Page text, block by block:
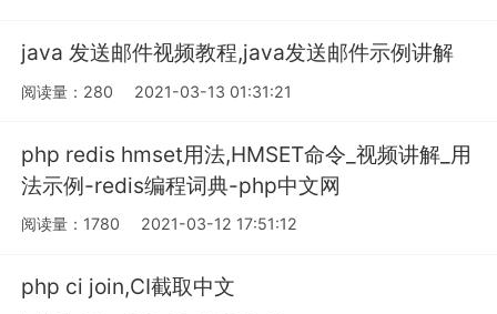
java 发送邮件视频教程,java发送邮件示例讲解
阅读量：280 2021-03-13 01:31:21
php redis hmset用法,HMSET命令_视频讲解_用
法示例-redis编程词典-php中文网
阅读量：1780 2021-03-12 17:51:12
php ci join,CI截取中文